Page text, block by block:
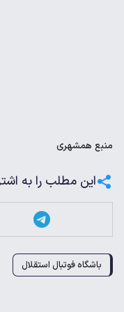
منبع همشهری
این مطلب را به
باشگاه فوتبال استقلال